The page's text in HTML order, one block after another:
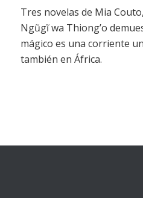
Tres novelas de Mia
Ngũgĩ wa Thiong’o
mágico es una corriente
también en África.